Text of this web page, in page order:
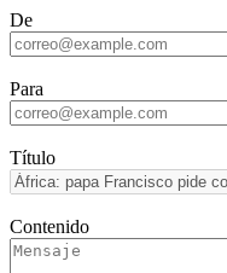
De
Para
Título
Contenido